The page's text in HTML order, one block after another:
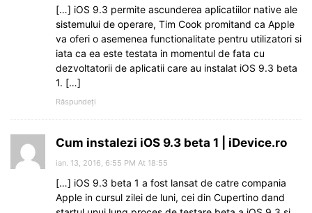
[…] iOS 9.3 permite ascunderea aplicatiilor native ale
sistemului de operare, Tim Cook promitand ca Apple
va oferi o asemenea functionalitate pentru utilizatori si
iata ca ea este testata in momentul de fata cu
dezvoltatorii de aplicatii care au instalat iOS 9.3 beta
1. […]
Răspundeți
Cum instalezi iOS 9.3 beta 1 | iDevice.ro
ian. 13, 2016, 6:55 PM At 18:55
[…] iOS 9.3 beta 1 a fost lansat de catre compania
Apple in cursul zilei de luni, cei din Cupertino dand